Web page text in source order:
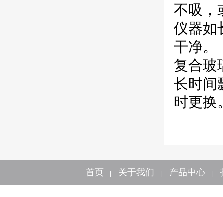
不吸，
仪器如
干净。
复合玻
长时间
时更换
首页 关于我们 产品中心